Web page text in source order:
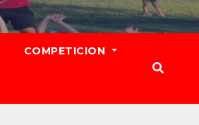
COMPETICION